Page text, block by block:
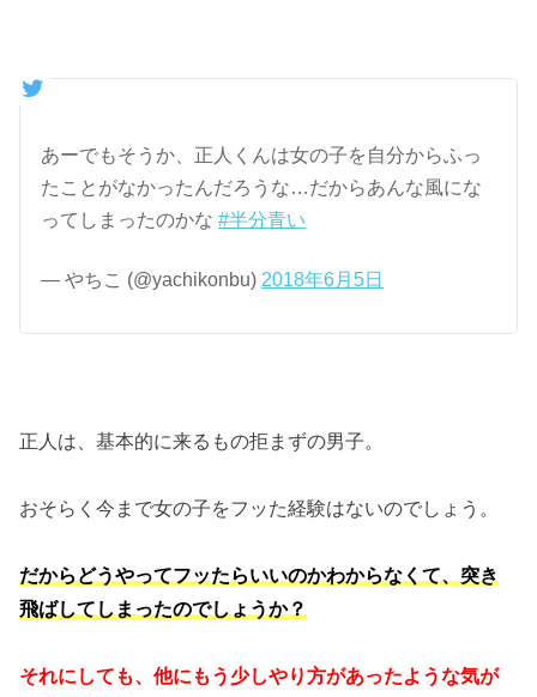
あーでもそうか、正人くんは女の子を自分からふっ
たことがなかったんだろうな…だからあんな風にな
ってしまったのかな#半分青い
— やちこ (@yachikonbu) 2018年6月5日
正人は、基本的に来るもの拒まずの男子。
おそらく今まで女の子をフッた経験はないのでしょう。
だからどうやってフッたらいいのかわからなくて、突き
飛ばしてしまったのでしょうか？
それにしても、他にもう少しやり方があったような気が